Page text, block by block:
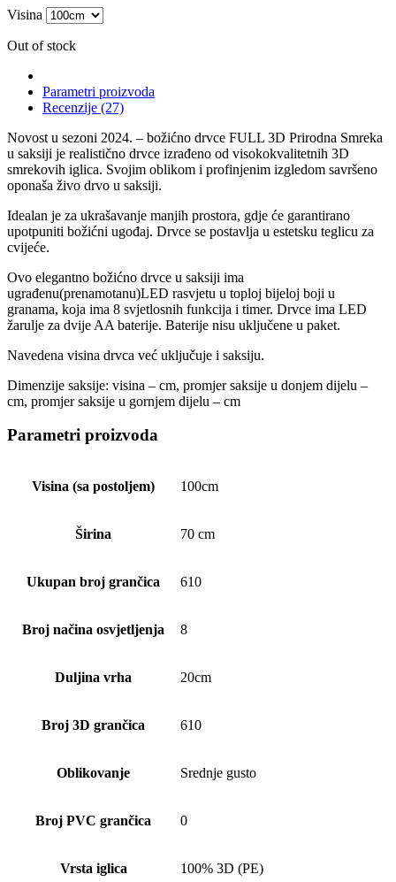
Visina
Out of stock
Parametri proizvoda
Recenzije (27)
Novost u sezoni 2024. – božićno drvce FULL 3D Prirodna Smreka
u saksiji je realistično drvce izrađeno od visokokvalitetnih 3D
smrekovih iglica. Svojim oblikom i profinjenim izgledom savršeno
oponaša živo drvo u saksiji.
Idealan je za ukrašavanje manjih prostora, gdje će garantirano
upotpuniti božićni ugođaj. Drvce se postavlja u estetsku teglicu za
cvijeće.
Ovo elegantno božićno drvce u saksiji ima
ugrađenu(prenamotanu)LED rasvjetu u toploj bijeloj boji u
granama, koja ima 8 svjetlosnih funkcija i timer. Drvce ima LED
žarulje za dvije AA baterije. Baterije nisu uključene u paket.
Navedena visina drvca već uključuje i saksiju.
Dimenzije saksije: visina – cm, promjer saksije u donjem dijelu –
cm, promjer saksije u gornjem dijelu – cm
Parametri proizvoda
Visina (sa postoljem) 100cm
Širina 70 cm
Ukupan broj grančica 610
Broj načina osvjetljenja 8
Duljina vrha 20cm
Broj 3D grančica 610
Oblikovanje Srednje gusto
Broj PVC grančica 0
Vrsta iglica 100% 3D (PE)